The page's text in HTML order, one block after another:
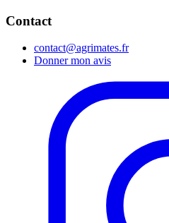
Contact
contact@agrimates.fr
Donner mon avis